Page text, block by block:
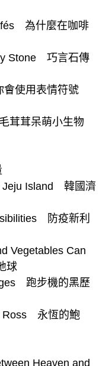
為什麼在咖啡
Stone 巧言石傳
使用表情符號
茸茸呆萌小生物
Jeju Island 韓國濟
防疫新利
Vegetables Can
球
跑步機的黑歷
Ross 永恆的鮑
Heaven and